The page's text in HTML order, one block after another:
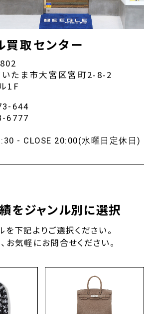
買取センター
たま市大宮区宮町2-8-2
1F
644
6777
- CLOSE 20:00(水曜日定休日)
をジャンル別に選択
を下記よりご選択ください。
お気軽にお問合せください。